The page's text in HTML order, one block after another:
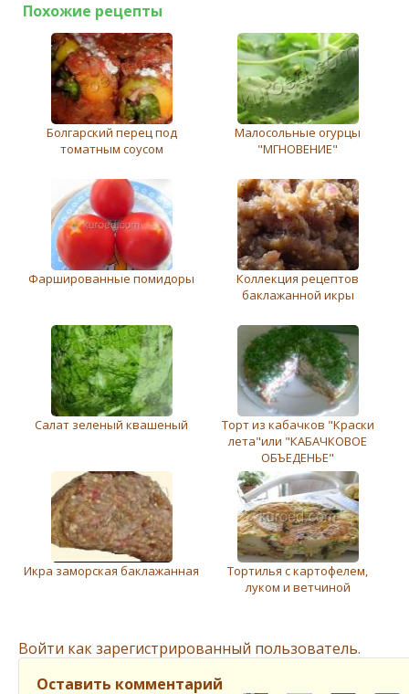
Похожие рецепты
Болгарский перец под
томатным соусом
Малосольные огурцы
"МГНОВЕНИЕ"
Фаршированные помидоры
Коллекция рецептов
баклажанной икры
Салат зeлeный квашeный
Торт из кабачков "Краски
лета"или "КАБАЧКОВОЕ
ОБЪЕДЕНЬЕ"
Икра заморская баклажанная
Тортилья с картофелем,
луком и ветчиной
Войти как зарегистрированный пользователь.
Оставить комментарий